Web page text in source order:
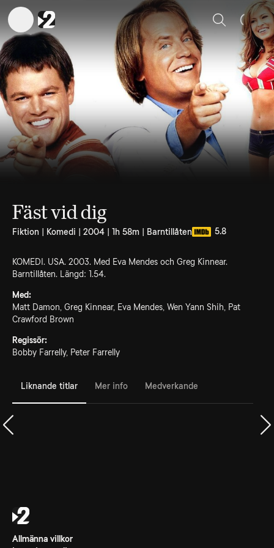
Sök
Fäst vid dig
Fiktion | Komedi | 2004 | 1h 58m | Barntillåten 5.8
KOMEDI. USA. 2003. Med Eva Mendes och Greg Kinnear.
Barntillåten. Längd: 1.54.
Med:
Matt Damon, Greg Kinnear, Eva Mendes, Wen Yann Shih, Pat
Crawford Brown
Regissör:
Bobby Farrelly, Peter Farrelly
Liknande titlar Mer info Medverkande
Allmänna villkor